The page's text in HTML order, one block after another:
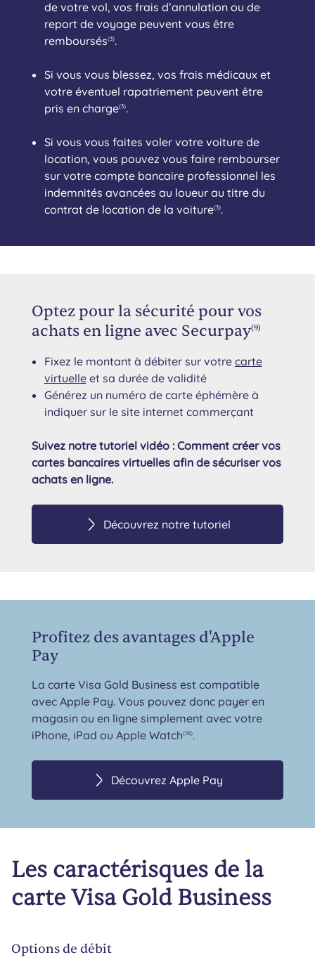
de votre vol, vos frais d’annulation ou de
report de voyage peuvent vous être
remboursés(3).
Si vous vous blessez, vos frais médicaux et
votre éventuel rapatriement peuvent être
pris en charge(3).
Si vous vous faites voler votre voiture de
location, vous pouvez vous faire rembourser
sur votre compte bancaire professionnel les
indemnités avancées au loueur au titre du
contrat de location de la voiture(3).
Optez pour la sécurité pour vos
achats en ligne avec Securpay(9)
Fixez le montant à débiter sur votre carte
virtuelleet sa durée de validité
Générez un numéro de carte éphémère à
indiquer sur le site internet commerçant
Suivez notre tutoriel vidéo : Comment créer vos
cartes bancaires virtuelles afin de sécuriser vos
achats en ligne.
Découvrez notre tutoriel
Profitez des avantages d'Apple
Pay
La carte Visa Gold Business est compatible
avec Apple Pay. Vous pouvez donc payer en
magasin ou en ligne simplement avec votre
iPhone, iPad ou Apple Watch(10).
Découvrez Apple Pay
Les caractérisques de la
carte Visa Gold Business
Options de débit